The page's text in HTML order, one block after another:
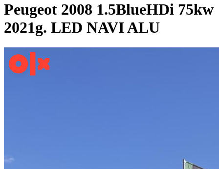
Peugeot 2008 1.5BlueHDi 75kw
2021g. LED NAVI ALU